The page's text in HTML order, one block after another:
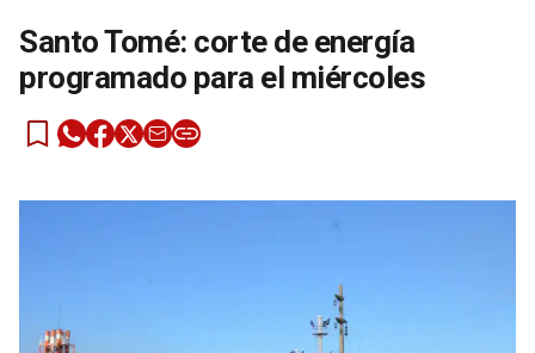
Santo Tomé: corte de energía
programado para el miércoles